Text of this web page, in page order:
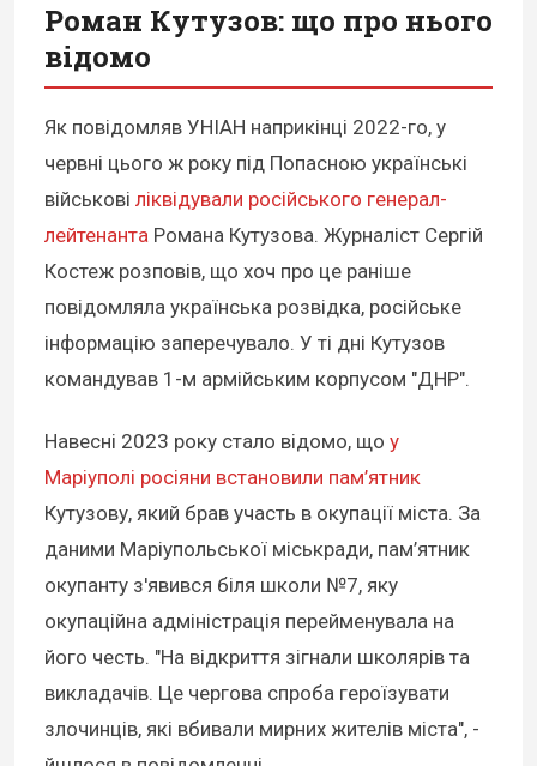
Роман Кутузов: що про нього
відомо
Як повідомляв УНІАН наприкінці 2022-го, у
червні цього ж року під Попасною українські
військові ліквідували російського генерал-
лейтенанта Романа Кутузова. Журналіст Сергій
Костеж розповів, що хоч про це раніше
повідомляла українська розвідка, російське
інформацію заперечувало. У ті дні Кутузов
командував 1-м армійським корпусом "ДНР".
Навесні 2023 року стало відомо, що у
Маріуполі росіяни встановили пам’ятник
Кутузову, який брав участь в окупації міста. За
даними Маріупольської міськради, пам’ятник
окупанту з'явився біля школи №7, яку
окупаційна адміністрація перейменувала на
його честь. "На відкриття зігнали школярів та
викладачів. Це чергова спроба героїзувати
злочинців, які вбивали мирних жителів міста", -